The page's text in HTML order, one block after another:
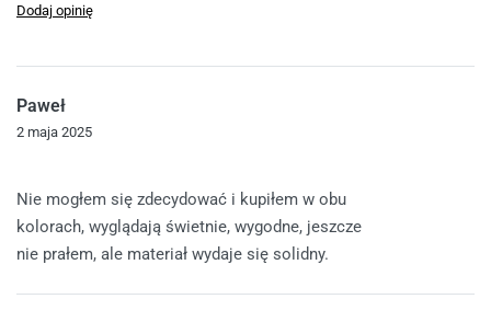
Dodaj opinię
Paweł
2 maja 2025
Nie mogłem się zdecydować i kupiłem w obu
kolorach, wyglądają świetnie, wygodne, jeszcze
nie prałem, ale materiał wydaje się solidny.